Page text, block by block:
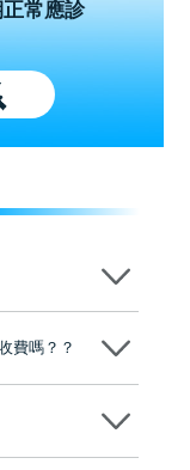
常應診
來自香港、內地的
系統全球放心植牙中
澳大灣區及周邊城
大分院，香港亦設
免費咨詢，讓人十
費嗎？？